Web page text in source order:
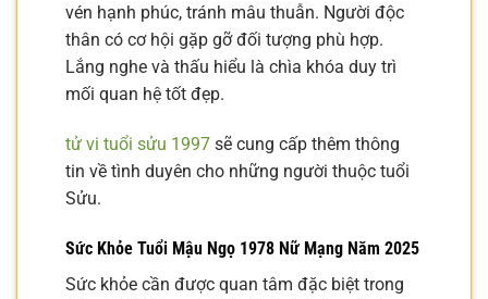
vén hạnh phúc, tránh mâu thuẫn. Người độc
thân có cơ hội gặp gỡ đối tượng phù hợp.
Lắng nghe và thấu hiểu là chìa khóa duy trì
mối quan hệ tốt đẹp.
tử vi tuổi sửu 1997 sẽ cung cấp thêm thông
tin về tình duyên cho những người thuộc tuổi
Sửu.
Sức Khỏe Tuổi Mậu Ngọ 1978 Nữ Mạng Năm 2025
Sức khỏe cần được quan tâm đặc biệt trong